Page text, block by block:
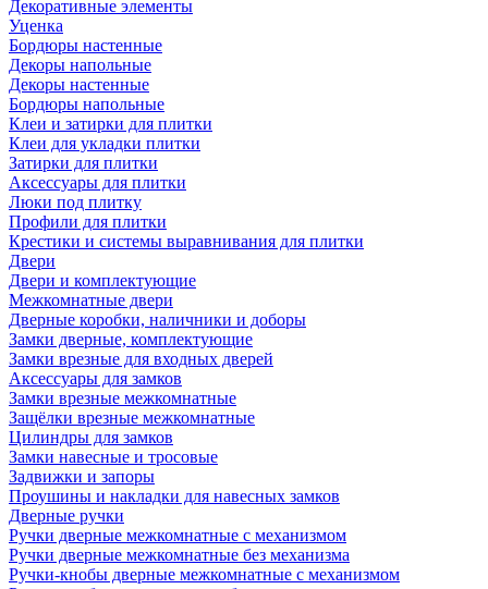
Декоративные элементы
Уценка
Бордюры настенные
Декоры напольные
Декоры настенные
Бордюры напольные
Клеи и затирки для плитки
Клеи для укладки плитки
Затирки для плитки
Аксессуары для плитки
Люки под плитку
Профили для плитки
Крестики и системы выравнивания для плитки
Двери
Двери и комплектующие
Межкомнатные двери
Дверные коробки, наличники и доборы
Замки дверные, комплектующие
Замки врезные для входных дверей
Аксессуары для замков
Замки врезные межкомнатные
Защёлки врезные межкомнатные
Цилиндры для замков
Замки навесные и тросовые
Задвижки и запоры
Проушины и накладки для навесных замков
Дверные ручки
Ручки дверные межкомнатные с механизмом
Ручки дверные межкомнатные без механизма
Ручки-кнобы дверные межкомнатные с механизмом